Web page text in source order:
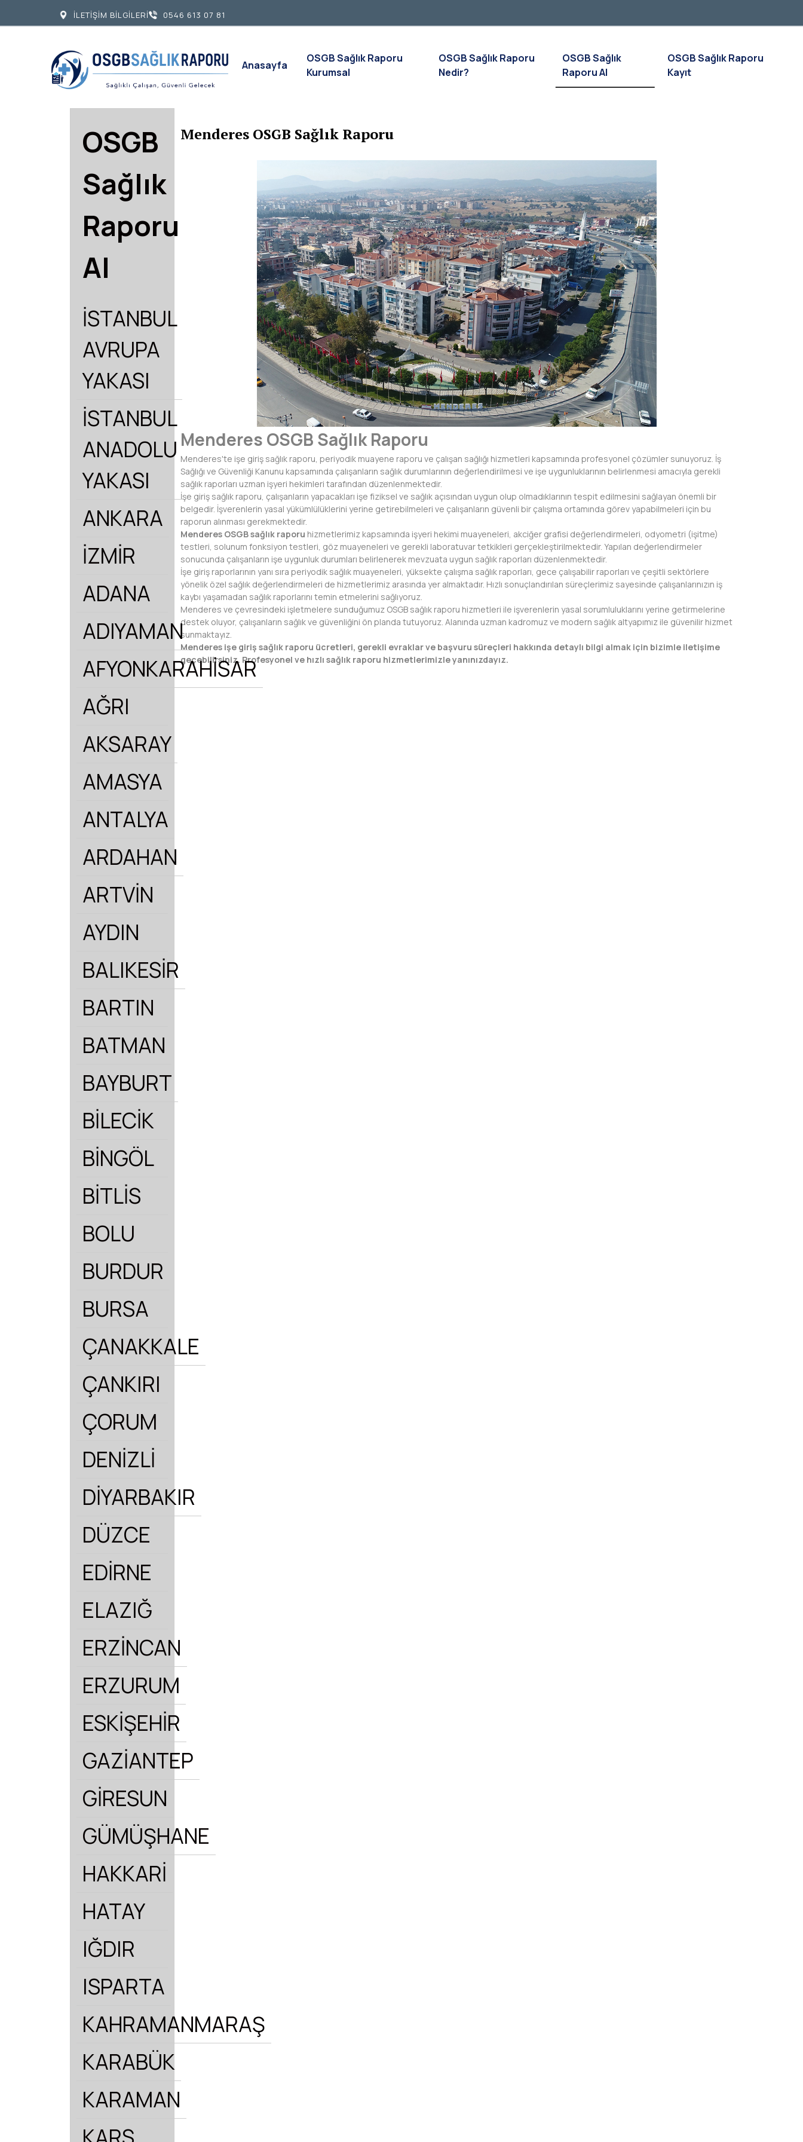
OSGB
Sağlık
Raporu
Al
İSTANBUL
AVRUPA
YAKASI
İSTANBUL
ANADOLU
YAKASI
ANKARA
İZMİR
ADANA
ADIYAMAN
AFYONKARAHİSAR
AĞRI
AKSARAY
AMASYA
ANTALYA
ARDAHAN
ARTVİN
AYDIN
BALIKESİR
BARTIN
BATMAN
BAYBURT
BİLECİK
BİNGÖL
BİTLİS
BOLU
BURDUR
BURSA
ÇANAKKALE
ÇANKIRI
ÇORUM
DENİZLİ
DİYARBAKIR
DÜZCE
EDİRNE
ELAZIĞ
ERZİNCAN
ERZURUM
ESKİŞEHİR
GAZİANTEP
GİRESUN
GÜMÜŞHANE
HAKKARİ
HATAY
IĞDIR
ISPARTA
KAHRAMANMARAŞ
KARABÜK
KARAMAN
Menderes OSGB Sağlık Raporu
Menderes OSGB Sağlık Raporu
Menderes'te işe giriş sağlık raporu, periyodik muayene raporu ve çalışan sağlığı hizmetleri kapsamında profesyonel çözümler sunuyoruz. İş
Sağlığı ve Güvenliği Kanunu kapsamında çalışanların sağlık durumlarının değerlendirilmesi ve işe uygunluklarının belirlenmesi amacıyla gerekli
sağlık raporları uzman işyeri hekimleri tarafından düzenlenmektedir.
İşe giriş sağlık raporu, çalışanların yapacakları işe fiziksel ve sağlık açısından uygun olup olmadıklarının tespit edilmesini sağlayan önemli bir
belgedir. İşverenlerin yasal yükümlülüklerini yerine getirebilmeleri ve çalışanların güvenli bir çalışma ortamında görev yapabilmeleri için bu
raporun alınması gerekmektedir.
Menderes OSGB sağlık raporu hizmetlerimiz kapsamında işyeri hekimi muayeneleri, akciğer grafisi değerlendirmeleri, odyometri (işitme)
testleri, solunum fonksiyon testleri, göz muayeneleri ve gerekli laboratuvar tetkikleri gerçekleştirilmektedir. Yapılan değerlendirmeler
sonucunda çalışanların işe uygunluk durumları belirlenerek mevzuata uygun sağlık raporları düzenlenmektedir.
İşe giriş raporlarının yanı sıra periyodik sağlık muayeneleri, yüksekte çalışma sağlık raporları, gece çalışabilir raporları ve çeşitli sektörlere
yönelik özel sağlık değerlendirmeleri de hizmetlerimiz arasında yer almaktadır. Hızlı sonuçlandırılan süreçlerimiz sayesinde çalışanlarınızın iş
kaybı yaşamadan sağlık raporlarını temin etmelerini sağlıyoruz.
Menderes ve çevresindeki işletmelere sunduğumuz OSGB sağlık raporu hizmetleri ile işverenlerin yasal sorumluluklarını yerine getirmelerine
destek oluyor, çalışanların sağlık ve güvenliğini ön planda tutuyoruz. Alanında uzman kadromuz ve modern sağlık altyapımız ile güvenilir hizmet
sunmaktayız.
Menderes işe giriş sağlık raporu ücretleri, gerekli evraklar ve başvuru süreçleri hakkında detaylı bilgi almak için bizimle iletişime
geçebilirsiniz. Profesyonel ve hızlı sağlık raporu hizmetlerimizle yanınızdayız.
İLETİŞİM BİLGİLERİ 0546 613 07 81
Anasayfa
OSGB Sağlık Raporu
Kurumsal
OSGB Sağlık Raporu
Nedir?
OSGB Sağlık
Raporu Al
OSGB Sağlık Raporu
Kayıt